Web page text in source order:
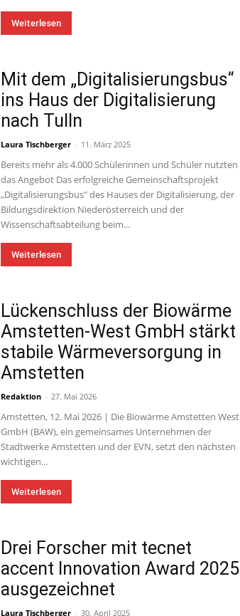
Weiterlesen
Mit dem „Digitalisierungsbus“
ins Haus der Digitalisierung
nach Tulln
Laura Tischberger - 11. März 2025
Bereits mehr als 4.000 Schülerinnen und Schüler nutzten
das Angebot Das erfolgreiche Gemeinschaftsprojekt
„Digitalisierungsbus" des Hauses der Digitalisierung, der
Bildungsdirektion Niederösterreich und der
Wissenschaftsabteilung beim...
Weiterlesen
Lückenschluss der Biowärme
Amstetten-West GmbH stärkt
stabile Wärmeversorgung in
Amstetten
Redaktion - 27. Mai 2026
Amstetten, 12. Mai 2026 | Die Biowärme Amstetten West
GmbH (BAW), ein gemeinsames Unternehmen der
Stadtwerke Amstetten und der EVN, setzt den nächsten
wichtigen...
Weiterlesen
Drei Forscher mit tecnet
accent Innovation Award 2025
ausgezeichnet
Laura Tischberger - 30. April 2025